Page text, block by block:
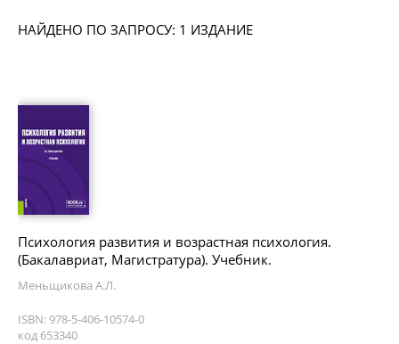
НАЙДЕНО ПО ЗАПРОСУ: 1 ИЗДАНИЕ
Психология развития и возрастная психология.
(Бакалавриат, Магистратура). Учебник.
Меньщикова А.Л.
ISBN: 978-5-406-10574-0
код 653340